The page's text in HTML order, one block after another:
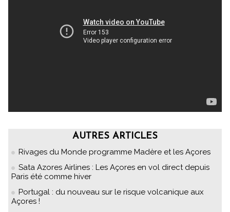
AUTRES ARTICLES
Rivages du Monde programme Madère et les Açores
Sata Azores Airlines : Les Açores en vol direct depuis
Paris été comme hiver
Portugal : du nouveau sur le risque volcanique aux
Açores !